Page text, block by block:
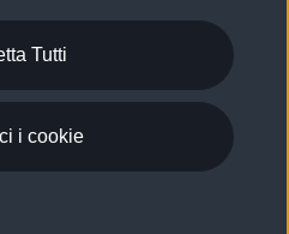
maggiore tutela del tuo
Tutti
i cookie